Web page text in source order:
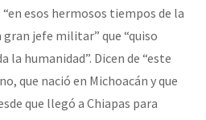
esos hermosos tiempos de la
jefe militar” que “quiso
la humanidad”. Dicen de “este
que nació en Michoacán y que
que llegó a Chiapas para